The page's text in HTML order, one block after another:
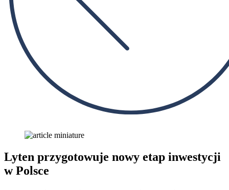
Lyten przygotowuje nowy etap inwestycji
w Polsce